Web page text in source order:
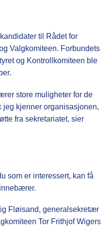
til Rådet for
Valgkomiteen. Forbundets
og Kontrollkomiteen ble
store muligheter for de
jeg kjenner organisasjonen,
fra sekretariatet, sier
som er interessert, kan få
Fløisand, generalsekretær
Tor Frithjof Wigers